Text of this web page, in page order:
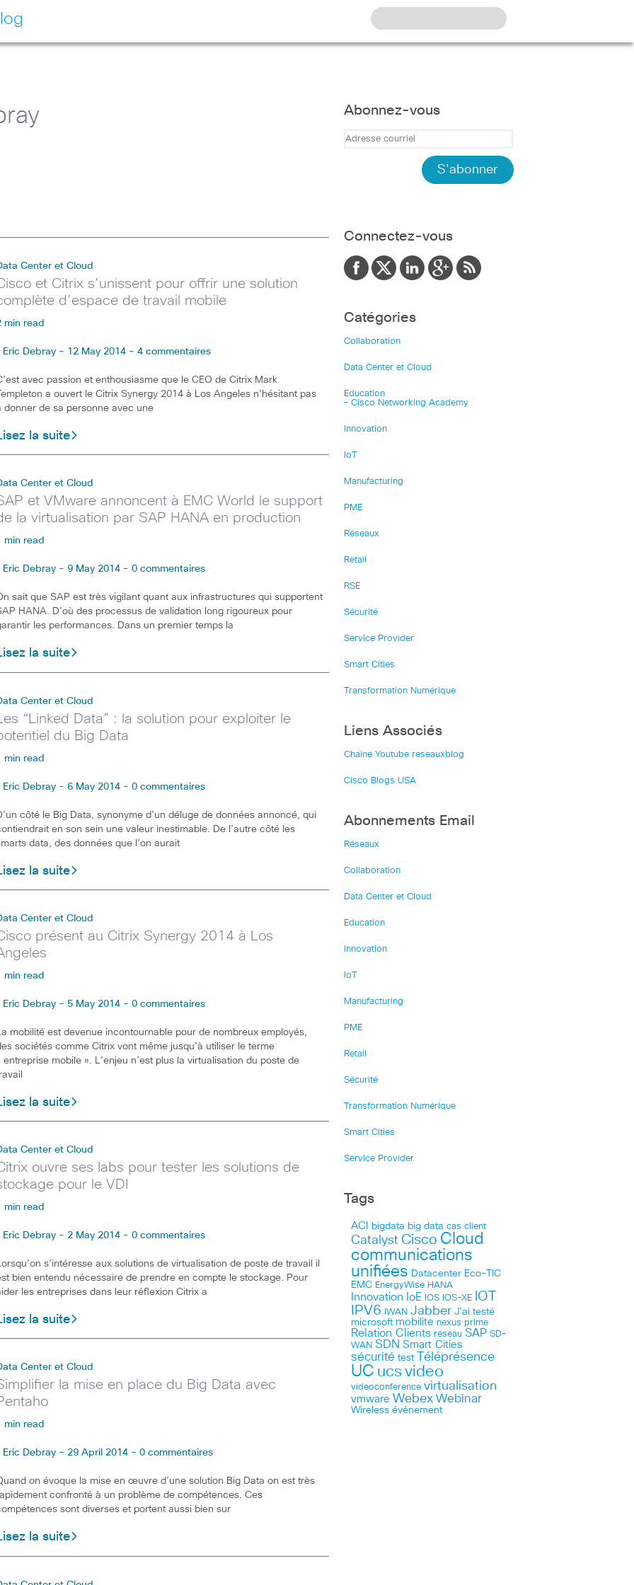
Center et Cloud
et Citrix s’unissent pour offrir une solution
d’espace de travail mobile
min read
Eric Debray - 12 May 2014 - 4 commentaires
avec passion et enthousiasme que le CEO de Citrix Mark
a ouvert le Citrix Synergy 2014 à Los Angeles n’hésitant pas
donner de sa personne avec une
la suite
Center et Cloud
et VMware annoncent à EMC World le support
la virtualisation par SAP HANA en production
min read
Eric Debray - 9 May 2014 - 0 commentaires
sait que SAP est très vigilant quant aux infrastructures qui supportent
HANA. D’où des processus de validation long rigoureux pour
les performances. Dans un premier temps la
la suite
Center et Cloud
“Linked Data” : la solution pour exploiter le
du Big Data
min read
Eric Debray - 6 May 2014 - 0 commentaires
côté le Big Data, synonyme d’un déluge de données annoncé, qui
en son sein une valeur inestimable. De l’autre côté les
data, des données que l’on aurait
la suite
Center et Cloud
présent au Citrix Synergy 2014 à Los
min read
Eric Debray - 5 May 2014 - 0 commentaires
mobilité est devenue incontournable pour de nombreux employés,
sociétés comme Citrix vont même jusqu’à utiliser le terme
entreprise mobile ». L’enjeu n’est plus la virtualisation du poste de
la suite
Center et Cloud
ouvre ses labs pour tester les solutions de
pour le VDI
min read
Eric Debray - 2 May 2014 - 0 commentaires
s’intéresse aux solutions de virtualisation de poste de travail il
bien entendu nécessaire de prendre en compte le stockage. Pour
les entreprises dans leur réflexion Citrix a
la suite
Center et Cloud
la mise en place du Big Data avec
min read
Eric Debray - 29 April 2014 - 0 commentaires
on évoque la mise en œuvre d’une solution Big Data on est très
confronté à un problème de compétences. Ces
sont diverses et portent aussi bien sur
la suite
Abonnez-vous
Connectez-vous
Catégories
Collaboration
Data Center et Cloud
Education
– Cisco Networking Academy
Innovation
IoT
Manufacturing
PME
Réseaux
Retail
RSE
Sécurité
Service Provider
Smart Cities
Transformation Numérique
Liens Associés
Chaîne Youtube reseauxblog
Cisco Blogs USA
Abonnements Email
Réseaux
Collaboration
Data Center et Cloud
Education
Innovation
IoT
Manufacturing
PME
Retail
Sécurité
Transformation Numérique
Smart Cities
Service Provider
Tags
ACI bigdata big data cas client
Catalyst Cisco Cloud
communications
unifiées Datacenter Eco-TIC
EMC EnergyWise HANA
Innovation IoE IOS IOS-XE IOT
IPV6 IWAN Jabber J’ai testé
microsoft mobilite nexus prime
Relation Clients réseau SAP SD-
WAN SDN Smart Cities
sécurité test Téléprésence
UC ucs video
videoconference virtualisation
vmware Webex Webinar
Wireless événement